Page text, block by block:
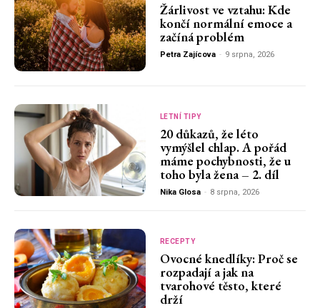
Žárlivost ve vztahu: Kde
končí normální emoce a
začíná problém
Petra Zajícova - 9 srpna, 2026
LETNÍ TIPY
20 důkazů, že léto
vymýšlel chlap. A pořád
máme pochybnosti, že u
toho byla žena – 2. díl
Nika Glosa - 8 srpna, 2026
RECEPTY
Ovocné knedlíky: Proč se
rozpadají a jak na
tvarohové těsto, které
drží